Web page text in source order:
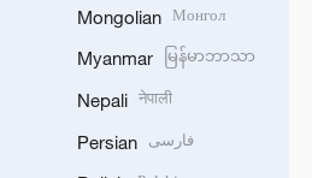
Mongolian Монгол
Myanmar မြန်မာဘာသာ
Nepali नेपाली
Persian فارسی